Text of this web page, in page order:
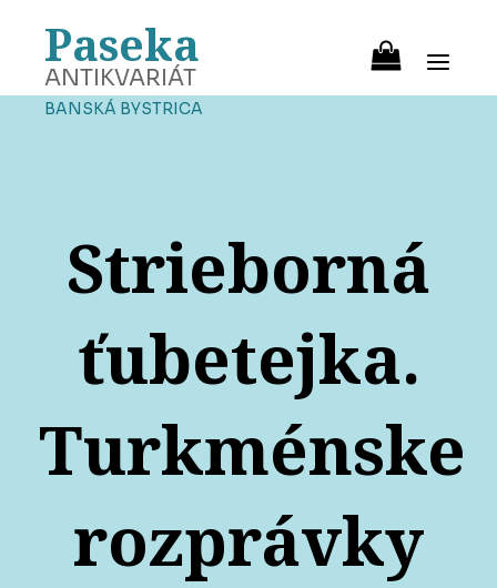
Paseka
ANTIKVARIÁT
BANSKÁ BYSTRICA
Strieborná
ťubetejka.
Turkménske
rozprávky